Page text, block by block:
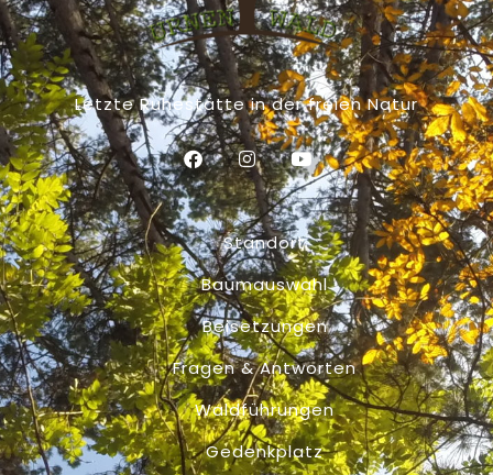
Letzte Ruhestätte in der freien Natur
Standort
Baumauswahl
Beisetzungen
Fragen & Antworten
Waldführungen
Gedenkplatz